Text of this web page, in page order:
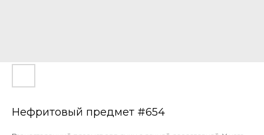
Нефритовый предмет #654